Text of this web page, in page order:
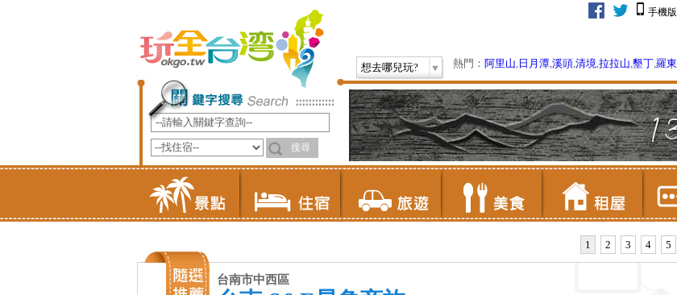
手機版
想去哪兒玩? 熱門： 阿里山, 日月潭,溪頭,清境,拉拉山,墾丁,羅東
1 2 3 4 5
台南市中西區